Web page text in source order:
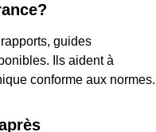
guides
Ils aident à
conforme aux normes.